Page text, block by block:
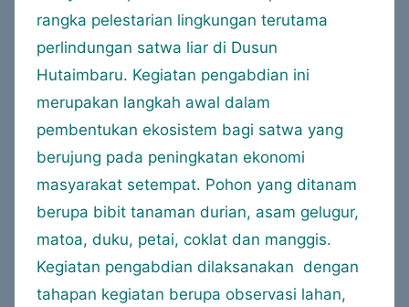
rangka pelestarian lingkungan terutama
perlindungan satwa liar di Dusun
Hutaimbaru. Kegiatan pengabdian ini
merupakan langkah awal dalam
pembentukan ekosistem bagi satwa yang
berujung pada peningkatan ekonomi
masyarakat setempat. Pohon yang ditanam
berupa bibit tanaman durian, asam gelugur,
matoa, duku, petai, coklat dan manggis.
Kegiatan pengabdian dilaksanakan dengan
tahapan kegiatan berupa observasi lahan,